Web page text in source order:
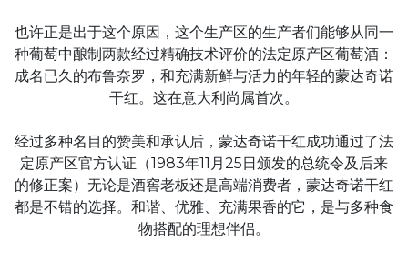
也许正是出于这个原因，这个生产区的生产者们能够从同一
种葡萄中酿制两款经过精确技术评价的法定原产区葡萄酒：
成名已久的布鲁奈罗，和充满新鲜与活力的年轻的蒙达奇诺
干红。这在意大利尚属首次。
经过多种名目的赞美和承认后，蒙达奇诺干红成功通过了法
定原产区官方认证（1983年11月25日颁发的总统令及后来
的修正案）无论是酒窖老板还是高端消费者，蒙达奇诺干红
都是不错的选择。和谐、优雅、充满果香的它，是与多种食
物搭配的理想伴侣。